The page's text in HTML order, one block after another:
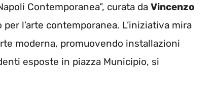
Contemporanea”, curata da Vincenzo
l’arte contemporanea. L’iniziativa mira
moderna, promuovendo installazioni
esposte in piazza Municipio, si